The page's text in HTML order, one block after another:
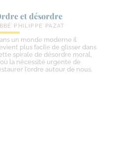
et désordre
PHILIPPE PAZAT
un monde moderne il
plus facile de glisser dans
spirale de désordre moral,
la nécessité urgente de
l’ordre autour de nous.